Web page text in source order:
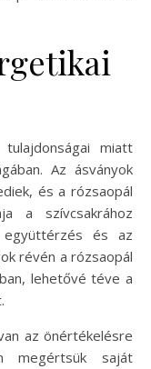
miatt
Az ásványok
és a rózsaopál
a szívcsakrához
és az
révén a rózsaopál
lehetővé téve a
az önértékelésre
megértsük saját